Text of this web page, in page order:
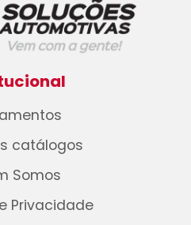
catálogos
Somos
Privacidade